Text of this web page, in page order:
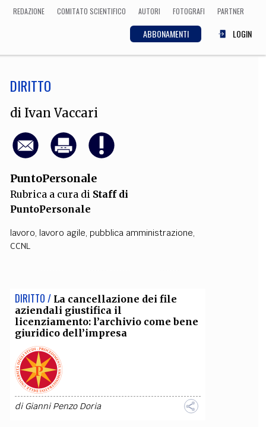
REDAZIONE COMITATO SCIENTIFICO AUTORI FOTOGRAFI PARTNER
ABBONAMENTI LOGIN
ECONOMIA
CULTURA
Musica,
DIRITTO
di Ivan Vaccari
PuntoPersonale
Rubrica a cura di Staff di
PuntoPersonale
lavoro, lavoro agile, pubblica amministrazione,
CCNL
DIRITTO / La cancellazione dei file
aziendali giustifica il
licenziamento: l’archivio come bene
giuridico dell’impresa
diGianni Penzo Doria